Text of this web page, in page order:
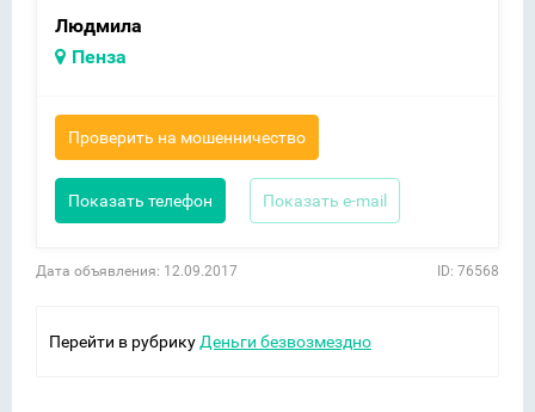
Людмила
Пенза
Проверить на мошенничество
Показать телефон Показать e-mail
Дата объявления: 12.09.2017 ID: 76568
Перейти в рубрику Деньги безвозмездно